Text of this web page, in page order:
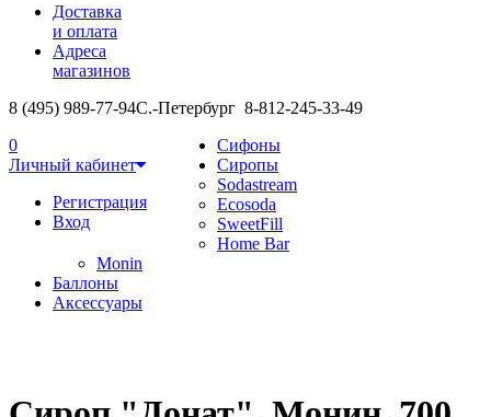
Доставка
и оплата
Адреса
магазинов
8 (495) 989-77-94С.-Петербург 8-812-245-33-49
0
Личный кабинет
Регистрация
Вход
Сифоны
Сиропы
Sodastream
Ecosoda
SweetFill
Home Bar
Monin
Баллоны
Аксессуары